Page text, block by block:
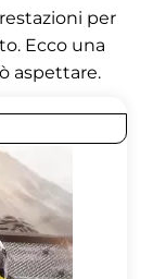
per
Ecco una
aspettare.